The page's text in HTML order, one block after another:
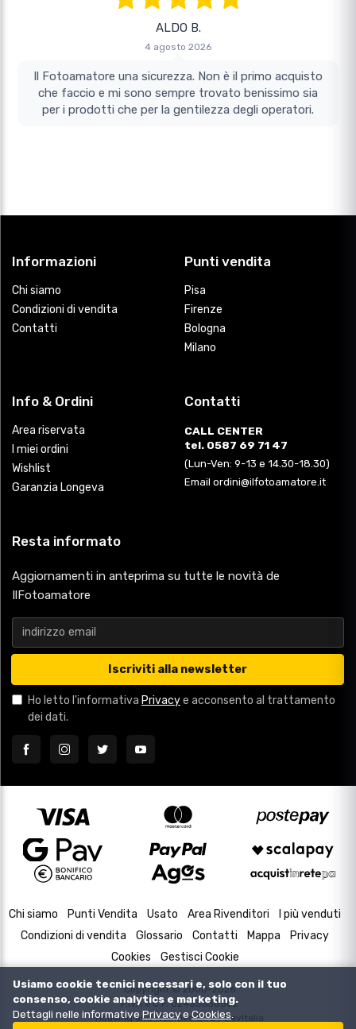
ALDO B.
4 agosto 2026
Il Fotoamatore una sicurezza. Non è il primo acquisto
che faccio e mi sono sempre trovato benissimo sia
per i prodotti che per la gentilezza degli operatori.
Informazioni
Chi siamo
Condizioni di vendita
Contatti
Punti vendita
Pisa
Firenze
Bologna
Milano
Info & Ordini
Area riservata
I miei ordini
Wishlist
Garanzia Longeva
Contatti
CALL CENTER
tel. 0587 69 71 47
(Lun-Ven: 9-13 e 14.30-18.30)
Email ordini@ilfotoamatore.it
Resta informato
Aggiornamenti in anteprima su tutte le novità de
IlFotoamatore
Iscriviti alla newsletter
Ho letto l'informativa Privacye acconsento al trattamento
dei dati.
Chi siamo Punti Vendita Usato Area Rivenditori
I più venduti
Condizioni di vendita
Glossario Contatti Mappa
Privacy
Cookies
Gestisci Cookie
Copyright © 2000-2026
P.IVA e C.F. 02433630502
Housing and Web Design byDevItalia
Usiamo cookie tecnici necessari e, solo con il tuo
consenso, cookie analytics e marketing.
Dettagli nelle informativePrivacye Cookies